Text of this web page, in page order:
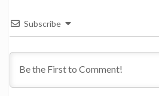
Subscribe